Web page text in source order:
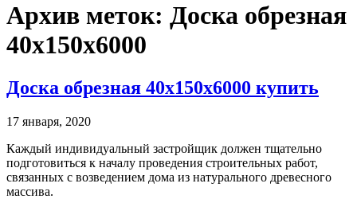
Архив меток: Доска обрезная
40х150х6000
Доска обрезная 40х150х6000 купить
17 января, 2020
Каждый индивидуальный застройщик должен тщательно
подготовиться к началу проведения строительных работ,
связанных с возведением дома из натурального древесного
массива.